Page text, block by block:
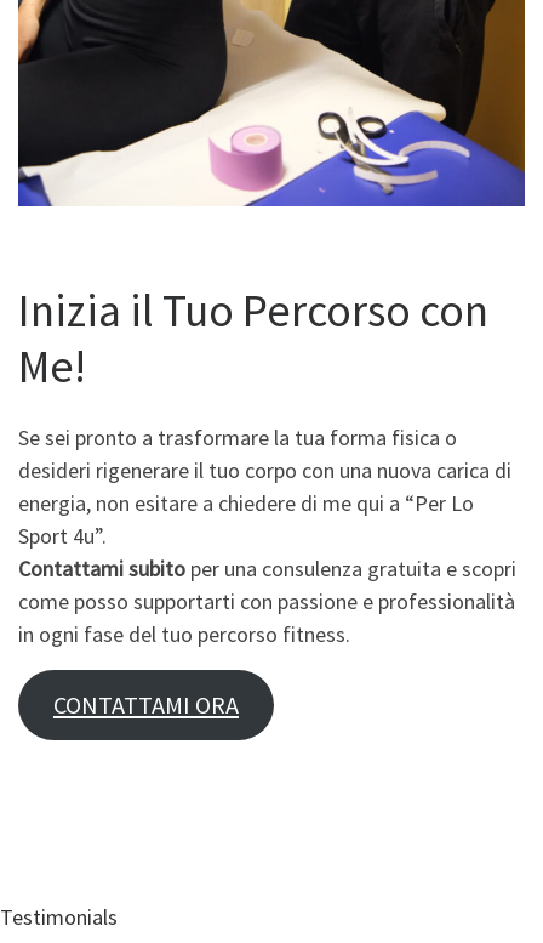
Inizia il Tuo Percorso con
Me!
Se sei pronto a trasformare la tua forma fisica o
desideri rigenerare il tuo corpo con una nuova carica di
energia, non esitare a chiedere di me qui a “Per Lo
Sport 4u”.
Contattami subito per una consulenza gratuita e scopri
come posso supportarti con passione e professionalità
in ogni fase del tuo percorso fitness.
CONTATTAMI ORA
Testimonials